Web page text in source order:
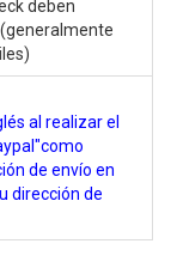
deben
al realizar el
de envío en
dirección de